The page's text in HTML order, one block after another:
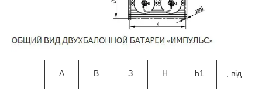
А В З Н h1 , від